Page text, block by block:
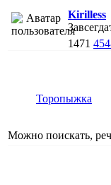
Kirilless
1471
Торопыжка
Можно поискать,